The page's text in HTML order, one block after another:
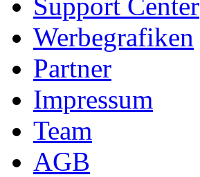
Werbegrafiken
Partner
Impressum
Team
AGB